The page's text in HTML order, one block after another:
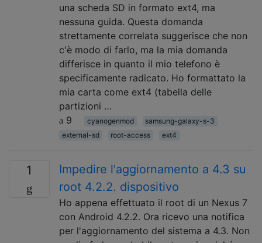
una scheda SD in formato ext4, ma
nessuna guida. Questa domanda
strettamente correlata suggerisce che non
c'è modo di farlo, ma la mia domanda
differisce in quanto il mio telefono è
specificamente radicato. Ho formattato la
mia carta come ext4 (tabella delle
partizioni …
9
cyanogenmod
samsung-galaxy-s-3
external-sd
root-access ext4
1
Impedire l'aggiornamento a 4.3 su
root 4.2.2. dispositivo
Ho appena effettuato il root di un Nexus 7
con Android 4.2.2. Ora ricevo una notifica
per l'aggiornamento del sistema a 4.3. Non